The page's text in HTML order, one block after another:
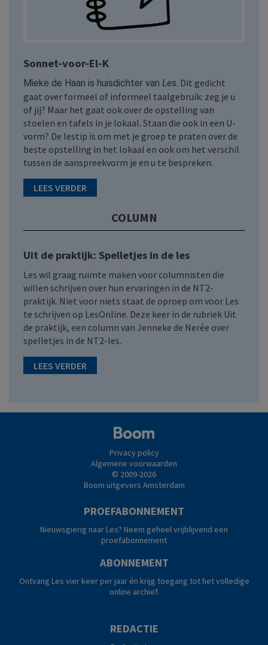
Sonnet-voor-El-K
Mieke de Haan is huisdichter van Les. Dit gedicht
gaat over formeel of informeel taalgebruik: zeg je u
of jij? Maar het gaat ook over de opstelling van
stoelen en tafels in je lokaal. Staan die ook in een U-
vorm? De lestip is om met je groep te praten over de
beste opstelling in het lokaal en ook om het verschil
tussen de aanspreekvorm je en u te bespreken.
LEES VERDER
COLUMN
Uit de praktijk: Spelletjes in de les
Les wil graag ruimte maken voor columnisten die
willen schrijven over hun ervaringen in de NT2-
praktijk. Niet voor niets staat de oproep om voor Les
te schrijven op LesOnline. Deze keer in de rubriek Uit
de praktijk, een column van Jenneke de Nerée over
spelletjes in de NT2-les.
LEES VERDER
Privacy policy
Algemene voorwaarden
© 2009-2026
Boom uitgevers Amsterdam
REDACTIE
PROEFABONNEMENT
Nieuwsgierig naar Les? Neem geheel vrijblijvend een
proefabonnement
ABONNEMENT
Ontvang Les vier keer per jaar én krijg toegang tot het volledige
online archief.